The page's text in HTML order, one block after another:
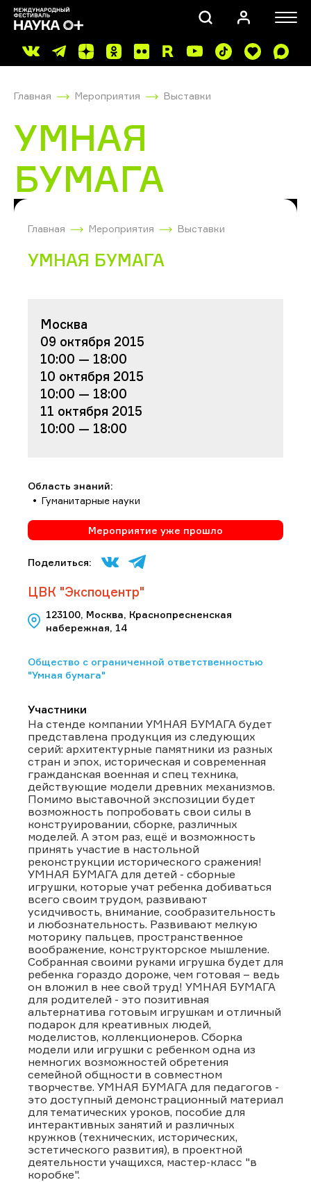
Главная Мероприятия Выставки
УМНАЯ
БУМАГА
Главная Мероприятия Выставки
УМНАЯ БУМАГА
Москва
09 октября 2015
10:00 — 18:00
10 октября 2015
10:00 — 18:00
11 октября 2015
10:00 — 18:00
Область знаний:
Гуманитарные науки
Мероприятие уже прошло
Поделиться:
ЦВК "Экспоцентр"
123100, Москва, Краснопресненская
набережная, 14
Общество с ограниченной ответственностью
"Умная бумага"
Участники
На стенде компании УМНАЯ БУМАГА будет
представлена продукция из следующих
серий: архитектурные памятники из разных
стран и эпох, историческая и современная
гражданская военная и спец техника,
действующие модели древних механизмов.
Помимо выставочной экспозиции будет
возможность попробовать свои силы в
конструировании, сборке, различных
моделей. А этом раз, ещё и возможность
принять участие в настольной
реконструкции исторического сражения!
УМНАЯ БУМАГА для детей - сборные
игрушки, которые учат ребенка добиваться
всего своим трудом, развивают
усидчивость, внимание, сообразительность
и любознательность. Развивают мелкую
моторику пальцев, пространственное
воображение, конструкторское мышление.
Собранная своими руками игрушка будет для
ребенка гораздо дороже, чем готовая – ведь
он вложил в нее свой труд! УМНАЯ БУМАГА
для родителей - это позитивная
альтернатива готовым игрушкам и отличный
подарок для креативных людей,
моделистов, коллекционеров. Сборка
модели или игрушки с ребенком одна из
немногих возможностей обретения
семейной общности в совместном
творчестве. УМНАЯ БУМАГА для педагогов -
это доступный демонстрационный материал
для тематических уроков, пособие для
интерактивных занятий и различных
кружков (технических, исторических,
эстетического развития), в проектной
деятельности учащихся, мастер-класс "в
коробке".